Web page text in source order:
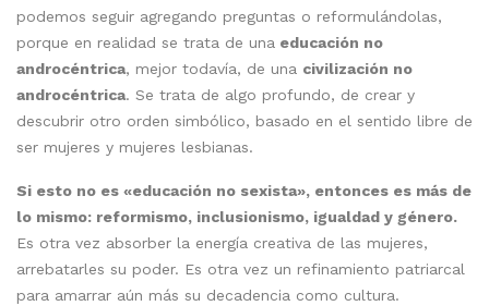
podemos seguir agregando preguntas o reformulándolas,
porque en realidad se trata de una educación no
androcéntrica, mejor todavía, de una civilización no
androcéntrica. Se trata de algo profundo, de crear y
descubrir otro orden simbólico, basado en el sentido libre de
ser mujeres y mujeres lesbianas.
Si esto no es «educación no sexista», entonces es más de
lo mismo: reformismo, inclusionismo, igualdad y género.
Es otra vez absorber la energía creativa de las mujeres,
arrebatarles su poder. Es otra vez un refinamiento patriarcal
para amarrar aún más su decadencia como cultura.